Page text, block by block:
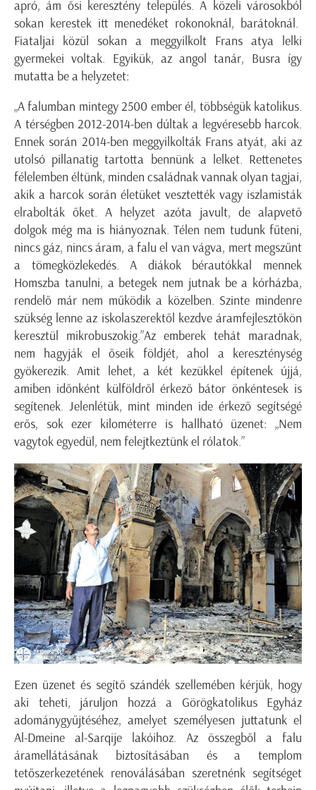
apró, ám ősi keresztény település. A közeli városokból
sokan kerestek itt menedéket rokonoknál, barátoknál.
Fiataljai közül sokan a meggyilkolt Frans atya lelki
gyermekei voltak. Egyikük, az angol tanár, Busra így
mutatta be a helyzetet:
„A falumban mintegy 2500 ember él, többségük katolikus.
A térségben 2012-2014-ben dúltak a legvéresebb harcok.
Ennek során 2014-ben meggyilkolták Frans atyát, aki az
utolsó pillanatig tartotta bennünk a lelket. Rettenetes
félelemben éltünk, minden családnak vannak olyan tagjai,
akik a harcok során életüket vesztették vagy iszlamisták
elrabolták őket. A helyzet azóta javult, de alapvető
dolgok még ma is hiányoznak. Télen nem tudunk fűteni,
nincs gáz, nincs áram, a falu el van vágva, mert megszűnt
a tömegközlekedés. A diákok bérautókkal mennek
Homszba tanulni, a betegek nem jutnak be a kórházba,
rendelő már nem működik a közelben. Szinte mindenre
szükség lenne az iskolaszerektől kezdve áramfejlesztőkön
keresztül mikrobuszokig.”Az emberek tehát maradnak,
nem hagyják el őseik földjét, ahol a kereszténység
gyökerezik. Amit lehet, a két kezükkel építenek újjá,
amiben időnként külföldről érkező bátor önkéntesek is
segítenek. Jelenlétük, mint minden ide érkező segítségé
erős, sok ezer kilométerre is hallható üzenet: „Nem
vagytok egyedül, nem felejtkeztünk el rólatok.”
Ezen üzenet és segítő szándék szellemében kérjük, hogy
aki teheti, járuljon hozzá a Görögkatolikus Egyház
adománygyűjtéséhez, amelyet személyesen juttatunk el
Al-Dmeine al-Sarqije lakóihoz. Az összegből a falu
áramellátásának biztosításában és a templom
tetőszerkezetének renoválásában szeretnénk segítséget